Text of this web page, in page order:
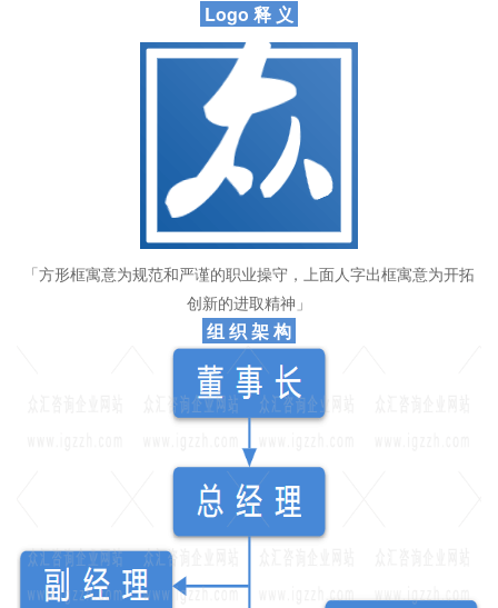
Logo 释 义
「方形框寓意为规范和严谨的职业操守，上面人字出框寓意为开拓
创新的进取精神」
组 织 架 构